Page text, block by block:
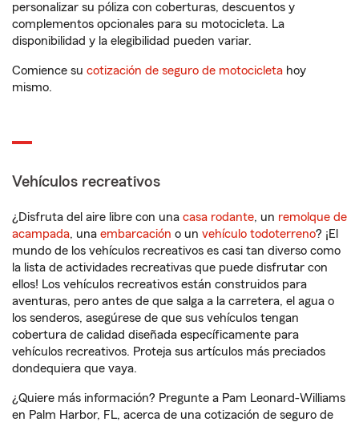
personalizar su póliza con coberturas, descuentos y
complementos opcionales para su motocicleta. La
disponibilidad y la elegibilidad pueden variar.
Comience su cotización de seguro de motocicleta hoy
mismo.
Vehículos recreativos
¿Disfruta del aire libre con una casa rodante, un remolque de
acampada, una embarcación o un vehículo todoterreno? ¡El
mundo de los vehículos recreativos es casi tan diverso como
la lista de actividades recreativas que puede disfrutar con
ellos! Los vehículos recreativos están construidos para
aventuras, pero antes de que salga a la carretera, el agua o
los senderos, asegúrese de que sus vehículos tengan
cobertura de calidad diseñada específicamente para
vehículos recreativos. Proteja sus artículos más preciados
dondequiera que vaya.
¿Quiere más información? Pregunte a Pam Leonard-Williams
en Palm Harbor, FL, acerca de una cotización de seguro de